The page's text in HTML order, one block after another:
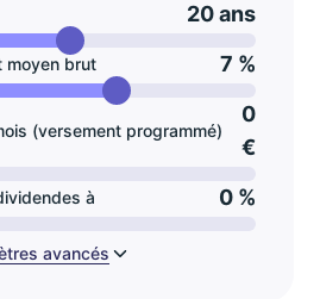
20 ans
moyen brut 7 %
(versement programmé)
0
€
à 0 %
avancés